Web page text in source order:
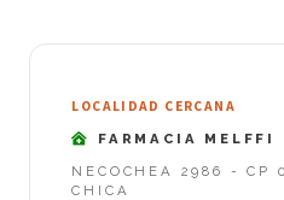
LOCALIDAD CERCANA
FARMACIA MELFFI
NECOCHEA 2986 - CP
CHICA